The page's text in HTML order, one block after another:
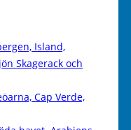
Island,
Skagerack och
Cap Verde,